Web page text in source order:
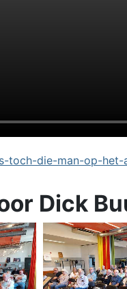
die-man-op-
Dick